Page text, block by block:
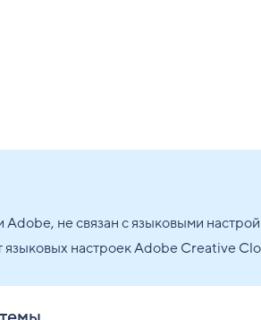
не связан с языковыми
языковых настроек Adobe Creative